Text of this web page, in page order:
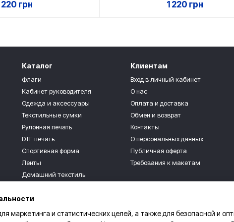
220 грн
1 220 грн
Каталог
Флаги
Кабинет руководителя
Одежда и аксессуары
Текстильные сумки
Рулонная печать
DTF печать
Спортивная форма
Ленты
Домашний текстиль
Для детей
Клиентам
Вход в личный кабинет
О нас
Оплата и доставка
Обмен и возврат
Контакты
О персональных данных
Публичная оферта
Требования к макетам
маркетинга и статистических целей, а также для безопасной и